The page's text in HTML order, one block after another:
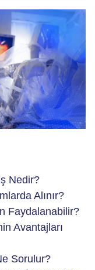
Nedir?
Alınır?
Faydalanabilir?
Avantajları
Sorulur?